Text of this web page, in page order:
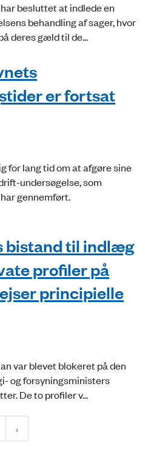
besluttet at indlede en
behandling af sager, hvor
deres gæld til de...
er fortsat
for lang tid om at afgøre sine
undersøgelse, som
gennemført.
bistand til indlæg
profiler på
principielle
var blevet blokeret på den
og forsyningsministers
De to profiler v...